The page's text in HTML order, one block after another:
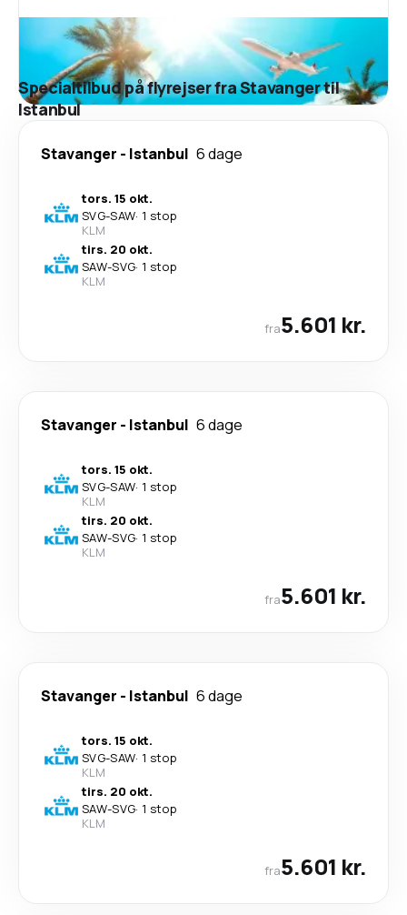
Specialtilbud på flyrejser fra Stavanger til
Istanbul
Stavanger - Istanbul 6 dage
tors. 15 okt.
SVG-SAW· 1 stop
KLM
tirs. 20 okt.
SAW-SVG· 1 stop
KLM
fra5.601 kr.
Stavanger - Istanbul 6 dage
tors. 15 okt.
SVG-SAW· 1 stop
KLM
tirs. 20 okt.
SAW-SVG· 1 stop
KLM
fra5.601 kr.
Stavanger - Istanbul 6 dage
tors. 15 okt.
SVG-SAW· 1 stop
KLM
tirs. 20 okt.
SAW-SVG· 1 stop
KLM
fra5.601 kr.